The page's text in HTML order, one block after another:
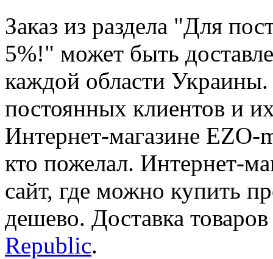
Заказ из раздела "Для
5%!" может быть
каждой области
постоянных клиентов и
Интернет-магазине
кто пожелал. Интернет-
сайт, где можно купить
дешево. Доставка
Republic.